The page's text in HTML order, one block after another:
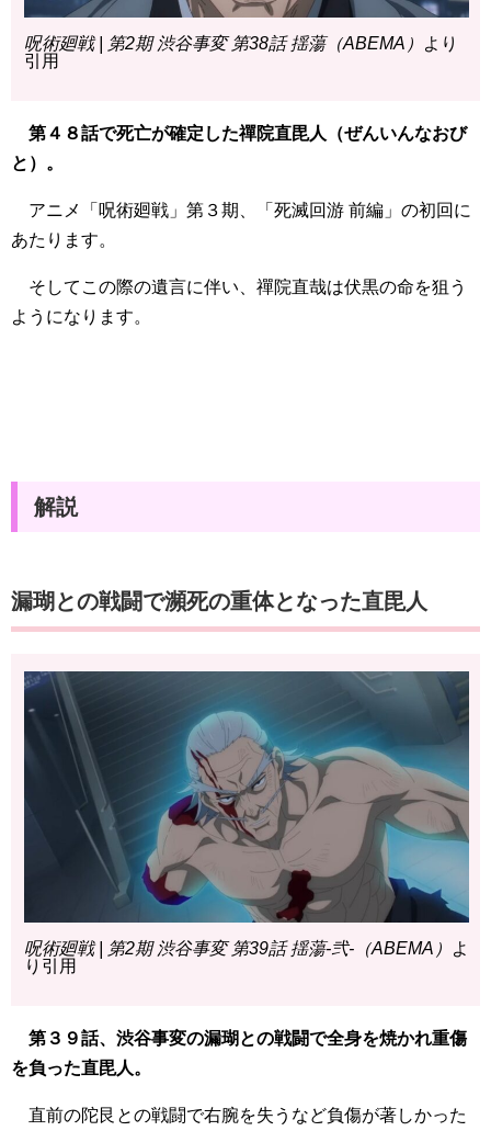
呪術廻戦 | 第2期 渋谷事変 第38話 揺蕩（ABEMA）
より
引用
第４８話で死亡が確定した禪院直毘人（ぜんいんなおび
と）。
アニメ「呪術廻戦」第３期、「死滅回游 前編」の初回に
あたります。
そしてこの際の遺言に伴い、禪院直哉は伏黒の命を狙う
ようになります。
解説
漏瑚との戦闘で瀕死の重体となった直毘人
呪術廻戦 | 第2期 渋谷事変 第39話 揺蕩-弐-（ABEMA）
よ
り引用
第３９話、渋谷事変の漏瑚との戦闘で全身を焼かれ重傷
を負った直毘人。
直前の陀艮との戦闘で右腕を失うなど負傷が著しかった